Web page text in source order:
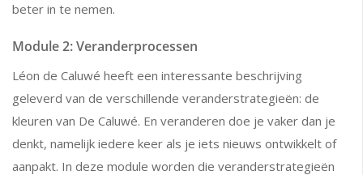
beter in te nemen.
Module 2: Veranderprocessen
Léon de Caluwé heeft een interessante beschrijving
geleverd van de verschillende veranderstrategieën: de
kleuren van De Caluwé. En veranderen doe je vaker dan je
denkt, namelijk iedere keer als je iets nieuws ontwikkelt of
aanpakt. In deze module worden die veranderstrategieën